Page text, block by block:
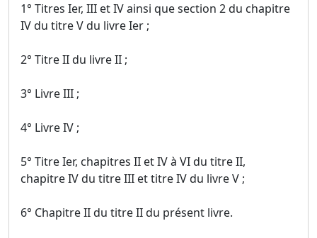
1° Titres Ier, III et IV ainsi que section 2 du chapitre
IV du titre V du livre Ier ;
2° Titre II du livre II ;
3° Livre III ;
4° Livre IV ;
5° Titre Ier, chapitres II et IV à VI du titre II,
chapitre IV du titre III et titre IV du livre V ;
6° Chapitre II du titre II du présent livre.